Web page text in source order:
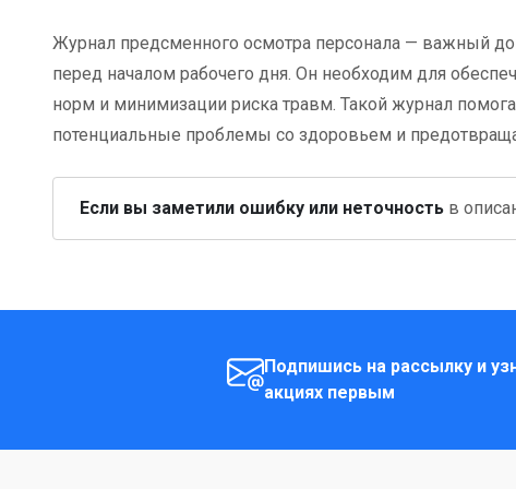
Журнал предсменного осмотра персонала — важный
перед началом рабочего дня. Он необходим для
норм и минимизации риска травм. Такой журнал
потенциальные проблемы со здоровьем и
Если вы заметили ошибку или неточность в
Подпишись на рассылку и
акциях первым